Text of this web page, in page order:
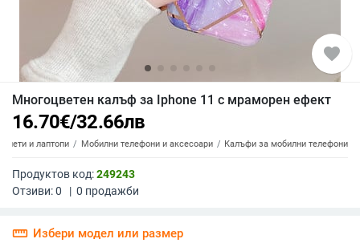
favorite
Многоцветен калъф за Iphone 11 с мраморен ефект
16.70€/32.66лв
и лаптопи Мобилни телефони и аксесоари Калъфи за мобилни телефони
Продуктов код:249243
Отзиви:0 | 0 продажби
straighten Избери модел или размер